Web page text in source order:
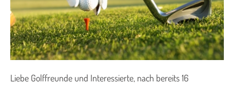
Liebe Golffreunde und Interessierte, nach bereits 16